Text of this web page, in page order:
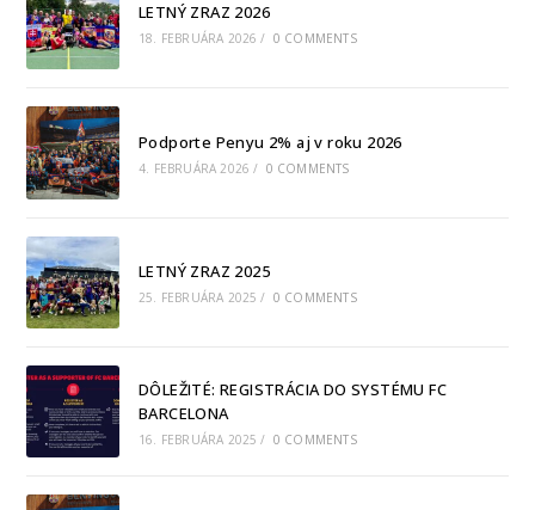
LETNÝ ZRAZ 2026
18. FEBRUÁRA 2026 / 0 COMMENTS
Podporte Penyu 2% aj v roku 2026
4. FEBRUÁRA 2026 / 0 COMMENTS
LETNÝ ZRAZ 2025
25. FEBRUÁRA 2025 / 0 COMMENTS
DÔLEŽITÉ: REGISTRÁCIA DO SYSTÉMU FC
BARCELONA
16. FEBRUÁRA 2025 / 0 COMMENTS